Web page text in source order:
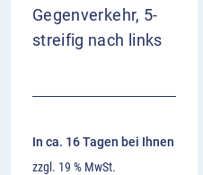
Gegenverkehr, 5-
streifig nach links
In ca. 16 Tagen bei Ihnen
zzgl. 19 % MwSt.